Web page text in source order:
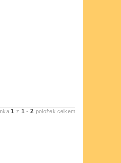
1 z 1 -2 položek celkem